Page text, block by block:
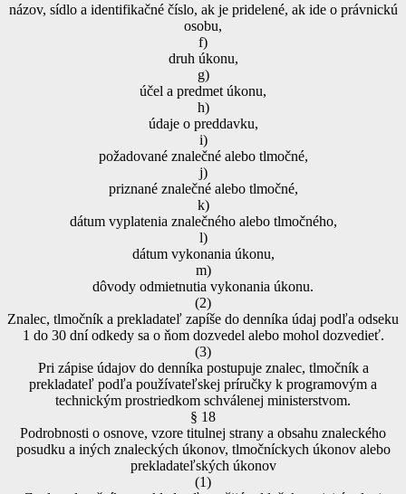
názov, sídlo a identifikačné číslo, ak je pridelené, ak ide o právnickú
osobu,
f)
druh úkonu,
g)
účel a predmet úkonu,
h)
údaje o preddavku,
i)
požadované znalečné alebo tlmočné,
j)
priznané znalečné alebo tlmočné,
k)
dátum vyplatenia znalečného alebo tlmočného,
l)
dátum vykonania úkonu,
m)
dôvody odmietnutia vykonania úkonu.
(2)
Znalec, tlmočník a prekladateľ zapíše do denníka údaj podľa odseku
1 do 30 dní odkedy sa o ňom dozvedel alebo mohol dozvedieť.
(3)
Pri zápise údajov do denníka postupuje znalec, tlmočník a
prekladateľ podľa používateľskej príručky k programovým a
technickým prostriedkom schválenej ministerstvom.
§ 18
Podrobnosti o osnove, vzore titulnej strany a obsahu znaleckého
posudku a iných znaleckých úkonov, tlmočníckych úkonov alebo
prekladateľských úkonov
(1)